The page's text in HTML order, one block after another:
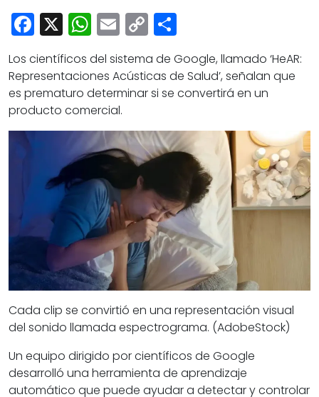
Deportes
OpiniónFacebook
X WhatsApp
Email
Copy
Link
Los científicos del sistema de Google, llamado ‘HeAR:
Representaciones Acústicas de Salud’, señalan que
es prematuro determinar si se convertirá en un
producto comercial.
Cada clip se convirtió en una representación visual
del sonido llamada espectrograma. (AdobeStock)
Un equipo dirigido por científicos de Google
desarrolló una herramienta de aprendizaje
automático que puede ayudar a detectar y controlar